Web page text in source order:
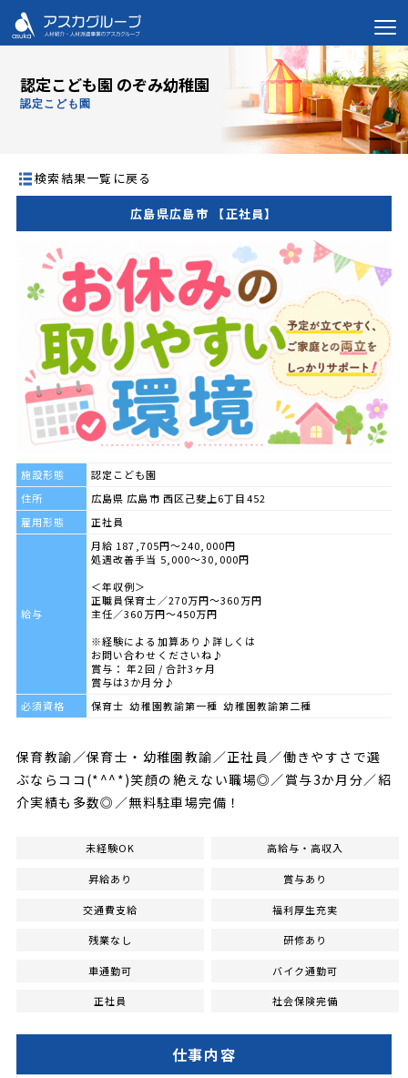
認定こども園 のぞみ幼稚園
認定こども園
検索結果一覧に戻る
広島県広島市 【正社員】
施設形態
認定こども園
住所
広島県 広島市 西区己斐上6丁目452
雇用形態
正社員
給与
月給 187,705円～240,000円
処遇改善手当 5,000～30,000円
＜年収例＞
正職員保育士／270万円～360万円
主任／360万円～450万円
※経験による加算あり♪詳しくは
お問い合わせくださいね♪
賞与： 年2回 / 合計3ヶ月
賞与は3か月分♪
必須資格
保育士 幼稚園教諭第一種 幼稚園教諭第二種
保育教諭／保育士・幼稚園教諭／正社員／働きやすさで選
ぶならココ(*^^*)笑顔の絶えない職場◎／賞与3か月分／紹
介実績も多数◎／無料駐車場完備！
未経験OK 高給与・高収入
昇給あり 賞与あり
交通費支給 福利厚生充実
残業なし 研修あり
車通勤可 バイク通勤可
正社員 社会保険完備
仕事内容